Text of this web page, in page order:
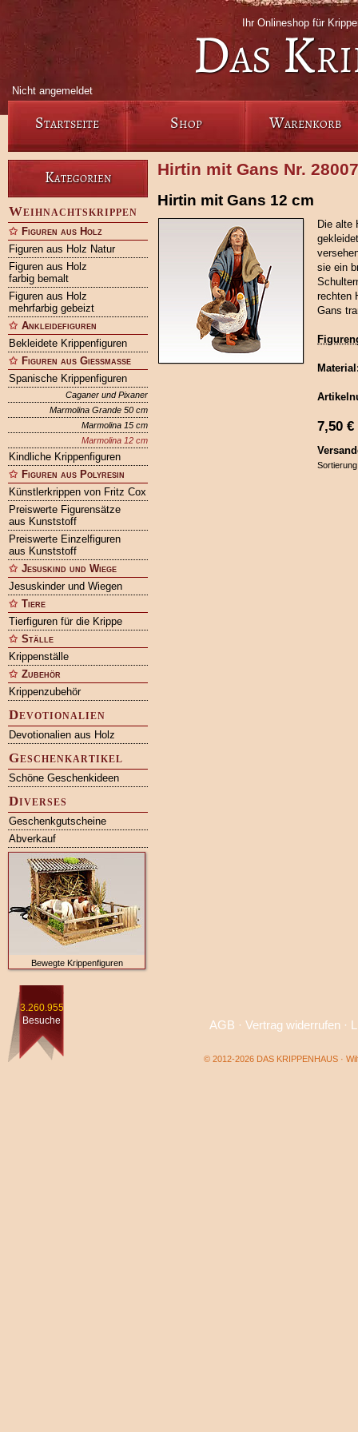
Ihr Onlineshop für
Das
Nicht angemeldet
Startseite Shop Warenkorb
Kategorien
Weihnachtskrippen
Figuren aus Holz
Figuren aus Holz Natur
Figuren aus Holz
farbig bemalt
Figuren aus Holz
mehrfarbig gebeizt
Ankleidefiguren
Bekleidete Krippenfiguren
Figuren aus Gießmasse
Spanische Krippenfiguren
Caganer und Pixaner
Marmolina Grande 50 cm
Marmolina 15 cm
Marmolina 12 cm
Kindliche Krippenfiguren
Figuren aus Polyresin
Künstlerkrippen von Fritz Cox
Preiswerte Figurensätze
aus Kunststoff
Preiswerte Einzelfiguren
aus Kunststoff
Jesuskind und Wiege
Jesuskinder und Wiegen
Tiere
Tierfiguren für die Krippe
Ställe
Krippenställe
Zubehör
Krippenzubehör
Devotionalien
Devotionalien aus Holz
Geschenkartikel
Schöne Geschenkideen
Diverses
Geschenkgutscheine
Abverkauf
Bewegte Krippenfiguren
Hirtin mit Gans Nr.
Hirtin mit Gans 12 cm
Die alte
sie ein
rechten
Gans
7,50 €
3.260.955
Besuche
AGB · Vertrag widerrufen·
© 2012-2026 DAS KRIPPENHAUS ·